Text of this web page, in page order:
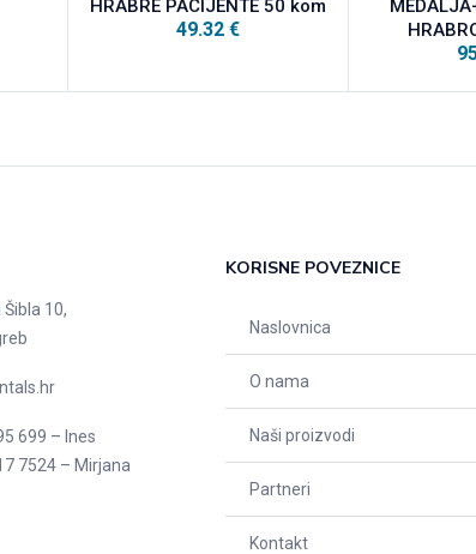
HRABRE PACIJENTE 50 kom
49.32 €
10,
699 – Ines
7524 – Mirjana
KORISNE POVEZNICE
Naslovnica
O nama
Naši proizvodi
Partneri
Kontakt